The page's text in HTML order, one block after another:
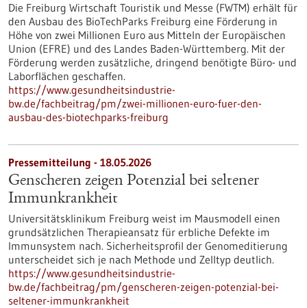
Die Freiburg Wirtschaft Touristik und Messe (FWTM) erhält für
den Ausbau des BioTechParks Freiburg eine Förderung in
Höhe von zwei Millionen Euro aus Mitteln der Europäischen
Union (EFRE) und des Landes Baden-Württemberg. Mit der
Förderung werden zusätzliche, dringend benötigte Büro- und
Laborflächen geschaffen.
https://www.gesundheitsindustrie-
bw.de/fachbeitrag/pm/zwei-millionen-euro-fuer-den-
ausbau-des-biotechparks-freiburg
Pressemitteilung - 18.05.2026
Genscheren zeigen Potenzial bei seltener
Immunkrankheit
Universitätsklinikum Freiburg weist im Mausmodell einen
grundsätzlichen Therapieansatz für erbliche Defekte im
Immunsystem nach. Sicherheitsprofil der Genomeditierung
unterscheidet sich je nach Methode und Zelltyp deutlich.
https://www.gesundheitsindustrie-
bw.de/fachbeitrag/pm/genscheren-zeigen-potenzial-bei-
seltener-immunkrankheit